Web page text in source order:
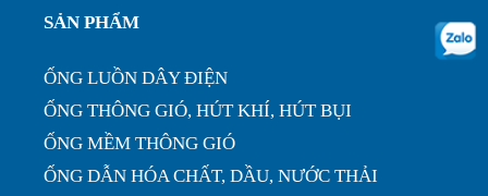
SẢN PHẨM
ỐNG LUỒN DÂY ĐIỆN
ỐNG THÔNG GIÓ, HÚT KHÍ, HÚT BỤI
ỐNG MỀM THÔNG GIÓ
ỐNG DẪN HÓA CHẤT, DẦU, NƯỚC THẢI